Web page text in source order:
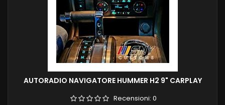
AUTORADIO NAVIGATORE HUMMER H2 9" CARPLAY
Recensioni: 0